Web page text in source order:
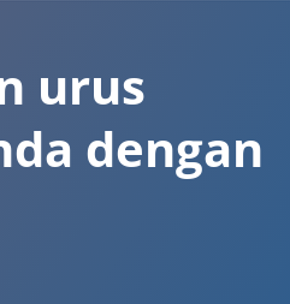
urus
dengan